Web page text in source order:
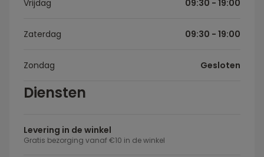
Vrijdag 09:30 - 19:00
Zaterdag 09:30 - 19:00
Zondag Gesloten
Diensten
Levering in de winkel
Gratis bezorging vanaf €10 in de winkel